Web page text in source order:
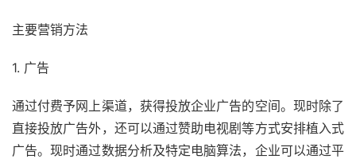
主要营销方法
1. 广告
通过付费予网上渠道，获得投放企业广告的空间。现时除了
直接投放广告外，还可以通过赞助电视剧等方式安排植入式
广告。现时通过数据分析及特定电脑算法，企业可以通过平